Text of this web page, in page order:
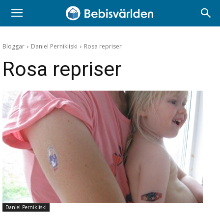
Bloggar Daniel Pernikliski Rosa repriser
Rosa repriser
Daniel Pernikliski